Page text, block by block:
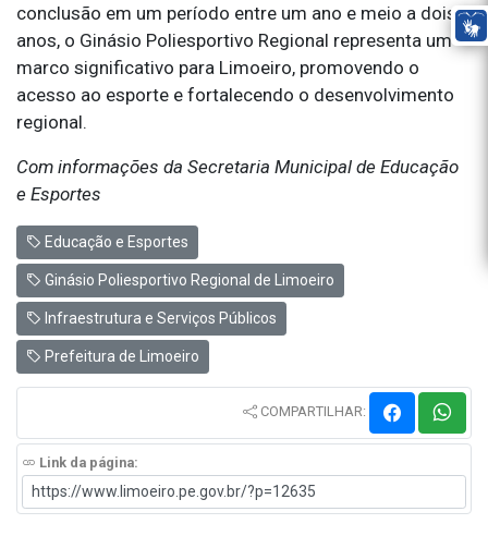
conclusão em um período entre um ano e meio a dois
anos, o Ginásio Poliesportivo Regional representa um
marco significativo para Limoeiro, promovendo o
acesso ao esporte e fortalecendo o desenvolvimento
regional.
Com informações da Secretaria Municipal de Educação
e Esportes
Educação e Esportes
Ginásio Poliesportivo Regional de Limoeiro
Infraestrutura e Serviços Públicos
Prefeitura de Limoeiro
COMPARTILHAR:
Link da página: